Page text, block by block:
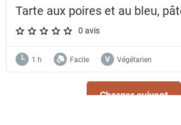
Tarte aux poires et au bleu,
A star rating of 0 out of 5.
0 avis
1 h Facile Végétarien
Charger suivant